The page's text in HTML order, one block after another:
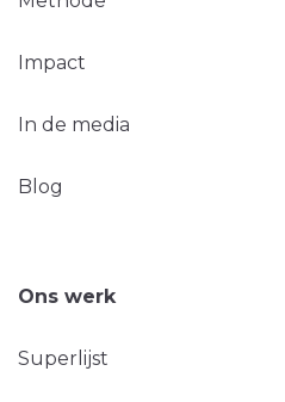
Impact
In de media
Blog
Ons werk
Superlijst